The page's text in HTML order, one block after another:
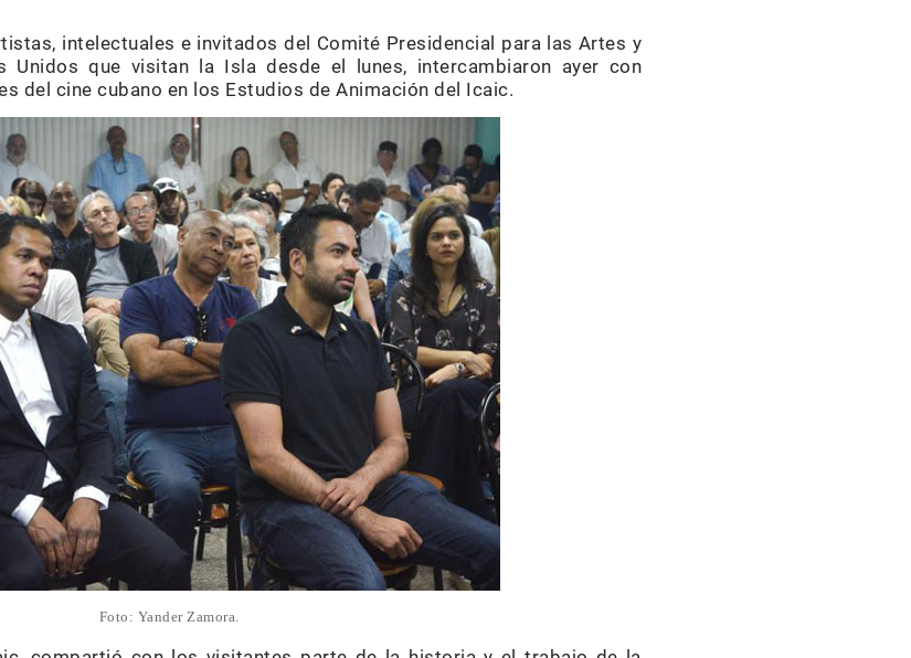
intelectuales e invitados del Comité Presidencial para las Artes y
Unidos que visitan la Isla desde el lunes, intercambiaron ayer con
del cine cubano en los Estudios de Animación del Icaic.
Foto: Yander Zamora.